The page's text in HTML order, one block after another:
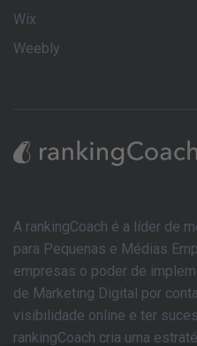
Wix
Weebly
A rankingCoach é a líder de
para Pequenas e Médias
empresas o poder de
de Marketing Digital por
visibilidade online e ter
rankingCoach cria uma